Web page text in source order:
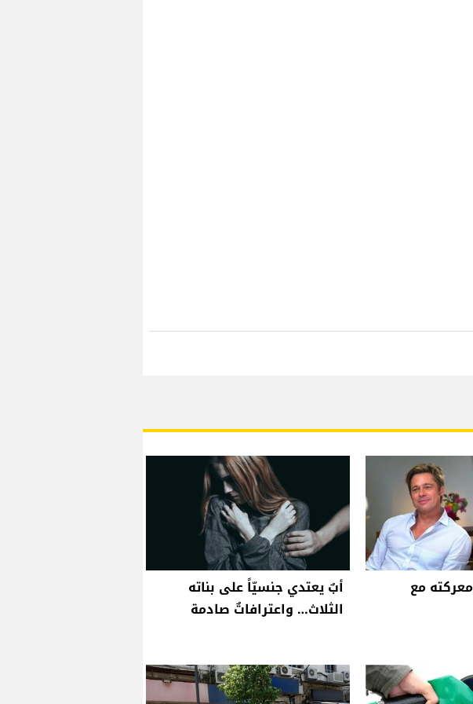
مع
أبٌ يعتدي جنسيّاً على بناته
الثلاث… واعترافاتٌ صادمة